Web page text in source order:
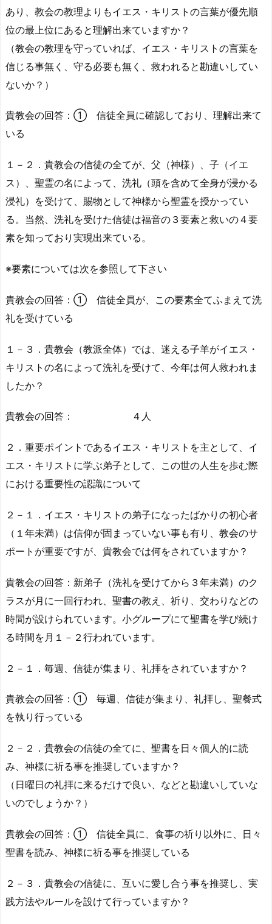
あり、教会の教理よりもイエス・キリストの言葉が優先順
位の最上位にあると理解出来ていますか？
（教会の教理を守っていれば、イエス・キリストの言葉を
信じる事無く、守る必要も無く、救われると勘違いしてい
ないか？）
貴教会の回答：① 信徒全員に確認しており、理解出来て
いる
１－２．貴教会の信徒の全てが、父（神様）、子（イエ
ス）、聖霊の名によって、洗礼（頭を含めて全身が浸かる
浸礼）を受けて、賜物として神様から聖霊を授かってい
る。当然、洗礼を受けた信徒は福音の３要素と救いの４要
素を知っており実現出来ている。
※要素については次を参照して下さい
貴教会の回答：① 信徒全員が、この要素全てふまえて洗
礼を受けている
１－３．貴教会（教派全体）では、迷える子羊がイエス・
キリストの名によって洗礼を受けて、今年は何人救われま
したか？
貴教会の回答： ４人
２．重要ポイントであるイエス・キリストを主として、イ
エス・キリストに学ぶ弟子として、この世の人生を歩む際
における重要性の認識について
２－１．イエス・キリストの弟子になったばかりの初心者
（１年未満）は信仰が固まっていない事も有り、教会のサ
ポートが重要ですが、貴教会では何をされていますか？
貴教会の回答：新弟子（洗礼を受けてから３年未満）のク
ラスが月に一回行われ、聖書の教え、祈り、交わりなどの
時間が設けられています。小グループにて聖書を学び続け
る時間を月１－２行われています。
２－１．毎週、信徒が集まり、礼拝をされていますか？
貴教会の回答：① 毎週、信徒が集まり、礼拝し、聖餐式
を執り行っている
２－２．貴教会の信徒の全てに、聖書を日々個人的に読
み、神様に祈る事を推奨していますか？
（日曜日の礼拝に来るだけで良い、などと勘違いしていな
いのでしょうか？）
貴教会の回答：① 信徒全員に、食事の祈り以外に、日々
聖書を読み、神様に祈る事を推奨している
２－３．貴教会の信徒に、互いに愛し合う事を推奨し、実
践方法やルールを設けて行っていますか？